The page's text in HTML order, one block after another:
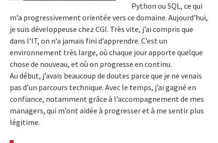
Python ou SQL, ce qui
m’a progressivement orientée vers ce domaine. Aujourd’hui,
je suis développeuse chez CGI. Très vite, j’ai compris que
dans l’IT, on n’a jamais fini d’apprendre. C’est un
environnement très large, où chaque jour apporte quelque
chose de nouveau, et où on progresse en continu.
Au début, j’avais beaucoup de doutes parce que je ne venais
pas d’un parcours technique. Avec le temps, j’ai gagné en
confiance, notamment grâce à l’accompagnement de mes
managers, qui m’ont aidée à progresser et à me sentir plus
légitime.